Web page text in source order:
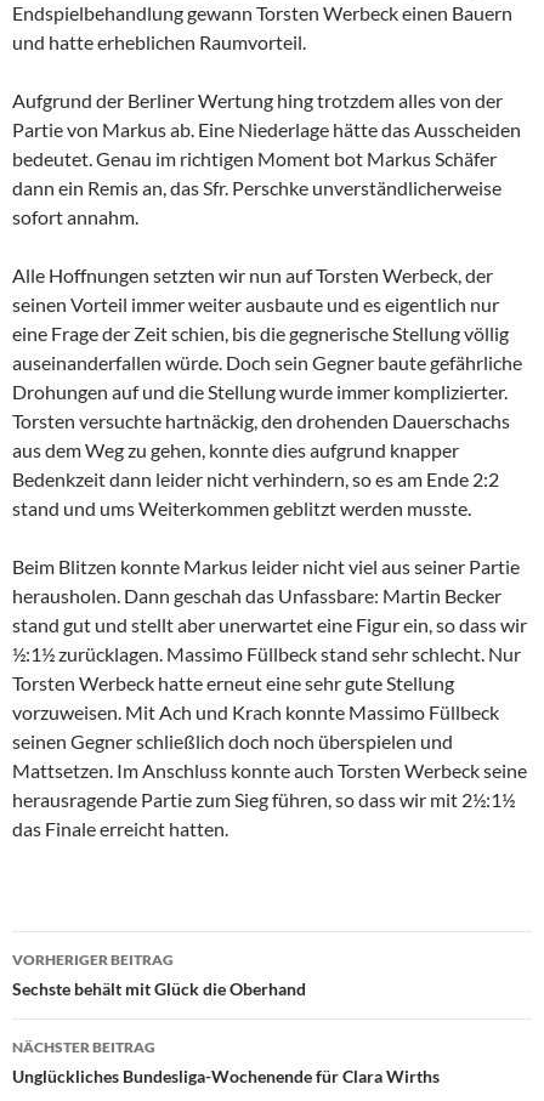
Endspielbehandlung gewann Torsten Werbeck einen Bauern
und hatte erheblichen Raumvorteil.
Aufgrund der Berliner Wertung hing trotzdem alles von der
Partie von Markus ab. Eine Niederlage hätte das Ausscheiden
bedeutet. Genau im richtigen Moment bot Markus Schäfer
dann ein Remis an, das Sfr. Perschke unverständlicherweise
sofort annahm.
Alle Hoffnungen setzten wir nun auf Torsten Werbeck, der
seinen Vorteil immer weiter ausbaute und es eigentlich nur
eine Frage der Zeit schien, bis die gegnerische Stellung völlig
auseinanderfallen würde. Doch sein Gegner baute gefährliche
Drohungen auf und die Stellung wurde immer komplizierter.
Torsten versuchte hartnäckig, den drohenden Dauerschachs
aus dem Weg zu gehen, konnte dies aufgrund knapper
Bedenkzeit dann leider nicht verhindern, so es am Ende 2:2
stand und ums Weiterkommen geblitzt werden musste.
Beim Blitzen konnte Markus leider nicht viel aus seiner Partie
herausholen. Dann geschah das Unfassbare: Martin Becker
stand gut und stellt aber unerwartet eine Figur ein, so dass wir
½:1½ zurücklagen. Massimo Füllbeck stand sehr schlecht. Nur
Torsten Werbeck hatte erneut eine sehr gute Stellung
vorzuweisen. Mit Ach und Krach konnte Massimo Füllbeck
seinen Gegner schließlich doch noch überspielen und
Mattsetzen. Im Anschluss konnte auch Torsten Werbeck seine
herausragende Partie zum Sieg führen, so dass wir mit 2½:1½
das Finale erreicht hatten.
Beitragsnavigation
VORHERIGER BEITRAG
Sechste behält mit Glück die Oberhand
NÄCHSTER BEITRAG
Unglückliches Bundesliga-Wochenende für Clara Wirths